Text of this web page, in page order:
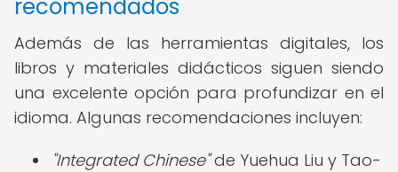
recomendados
Además de las herramientas digitales, los
libros y materiales didácticos siguen siendo
una excelente opción para profundizar en el
idioma. Algunas recomendaciones incluyen:
"Integrated Chinese"de Yuehua Liu y Tao-